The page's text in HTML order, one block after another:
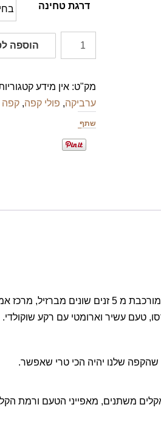
דרגת טחינה
כמות
פורטה
הוספה
מק"ט: אין מידע
ערביקה, פולי קפה, קפה
שתף
תערובת הפורטה היא תערובת של פולי קפה מובחרים
טעם עשיר וארומטי עם רקע שוקולדי.
שהקפה שלנו יהיה הכי טרי שאפשר.
משתנים, מאפייני הטעם ורמת